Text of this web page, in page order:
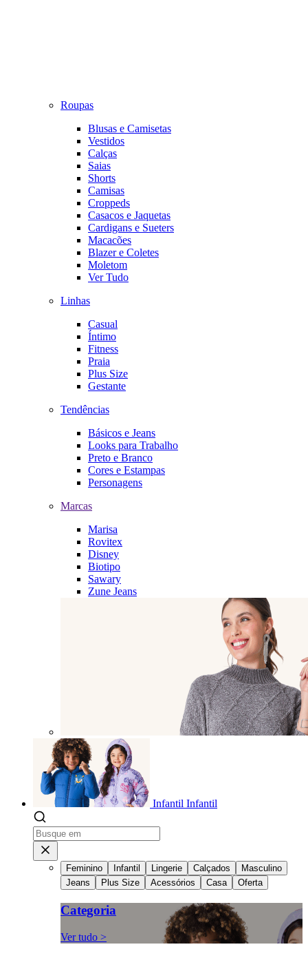
Roupas
Blusas e Camisetas
Vestidos
Calças
Saias
Shorts
Camisas
Croppeds
Casacos e Jaquetas
Cardigans e Sueters
Macacões
Blazer e Coletes
Moletom
Ver Tudo
Linhas
Casual
Íntimo
Fitness
Praia
Plus Size
Gestante
Tendências
Básicos e Jeans
Looks para Trabalho
Preto e Branco
Cores e Estampas
Personagens
Marcas
Marisa
Rovitex
Disney
Biotipo
Sawary
Zune Jeans
Infantil Infantil
Feminino Infantil Lingerie Calçados
Masculino
Jeans
Plus Size Acessórios Casa Oferta
Categoria
Ver tudo >